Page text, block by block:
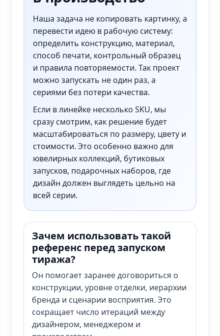
Наша задача не копировать картинку, а
перевести идею в рабочую систему:
определить конструкцию, материал,
способ печати, контрольный образец
и правила повторяемости. Так проект
можно запускать не один раз, а
сериями без потери качества.
Если в линейке несколько SKU, мы
сразу смотрим, как решение будет
масштабироваться по размеру, цвету и
стоимости. Это особенно важно для
ювелирных коллекций, бутиковых
запусков, подарочных наборов, где
дизайн должен выглядеть цельно на
всей серии.
Зачем использовать такой
референс перед запуском
тиража?
Он помогает заранее договориться о
конструкции, уровне отделки, иерархии
бренда и сценарии восприятия. Это
сокращает число итераций между
дизайнером, менеджером и